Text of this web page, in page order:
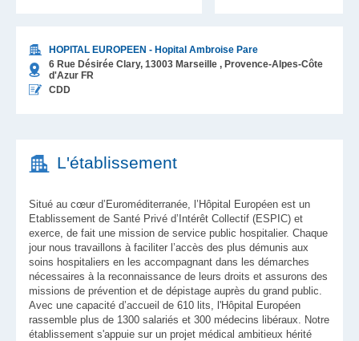
HOPITAL EUROPEEN - Hopital Ambroise Pare
6 Rue Désirée Clary, 13003 Marseille , Provence-Alpes-Côte
d'Azur FR
CDD
L'établissement
Situé au cœur d’Euroméditerranée, l’Hôpital Européen est un
Etablissement de Santé Privé d’Intérêt Collectif (ESPIC) et
exerce, de fait une mission de service public hospitalier. Chaque
jour nous travaillons à faciliter l’accès des plus démunis aux
soins hospitaliers en les accompagnant dans les démarches
nécessaires à la reconnaissance de leurs droits et assurons des
missions de prévention et de dépistage auprès du grand public.
Avec une capacité d’accueil de 610 lits, l'Hôpital Européen
rassemble plus de 1300 salariés et 300 médecins libéraux. Notre
établissement s'appuie sur un projet médical ambitieux hérité